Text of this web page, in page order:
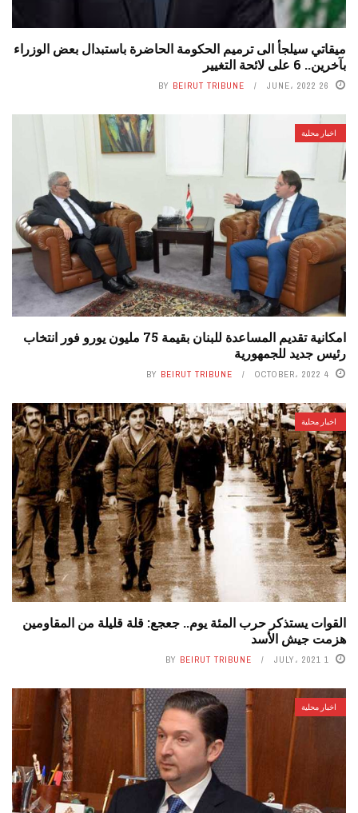
ميقاتي سيلجأ الى ترميم الحكومة الحاضرة باستبدال بعض الوزراء
بآخرين.. 6 على لائحة التغيير
26 JUNE، 2022 BY BEIRUT TRIBUNE
اخبار محلية
امكانية تقديم المساعدة للبنان بقيمة 75 مليون يورو فور انتخاب
رئيس جديد للجمهورية
4 OCTOBER، 2022 BY BEIRUT TRIBUNE
اخبار محلية
القوات يستذكر حرب المئة يوم.. جعجع: قلة قليلة من المقاومين
هزمت جيش الأسد
1 JULY، 2021 BY BEIRUT TRIBUNE
اخبار محلية